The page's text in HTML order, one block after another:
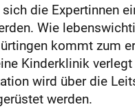
die Expertinnen
Wie
kommt zum
Kinderklinik
wird über die
werden.